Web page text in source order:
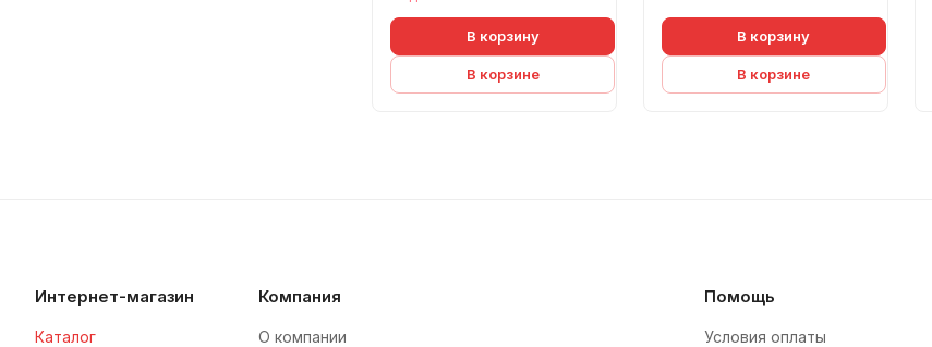
В корзину
В корзине
В корзину
В корзине
Интернет-магазин
Каталог
Компания
О компании
Помощь
Условия оплаты